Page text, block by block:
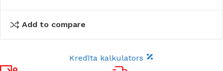
Add to compare
Kredīta kalkulators